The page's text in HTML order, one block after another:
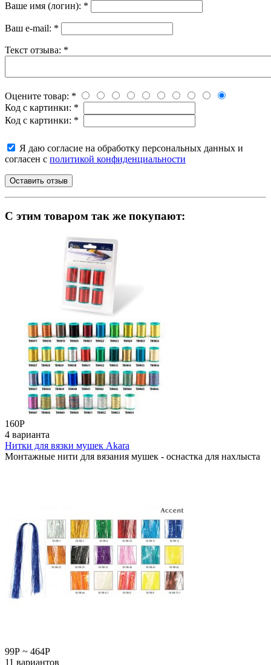
Ваше имя (логин): *
Ваш e-mail: *
Текст отзыва: *
Оцените товар: *
Код с картинки: *
Код с картинки: *
Я даю согласие на обработку персональных данных и
согласен с политикой конфиденциальности
C этим товаром так же покупают:
160Р
4 варианта
Нитки для вязки мушек Akara
Монтажные нити для вязания мушек - оснастка для нахлыста
99Р ~ 464Р
11 вариантов